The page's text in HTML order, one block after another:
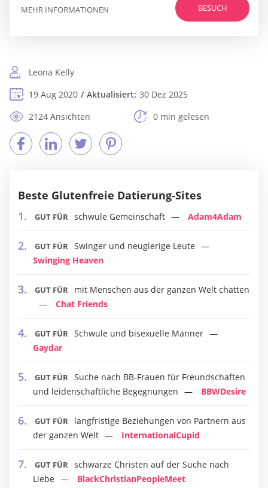
BESUCH
MEHR INFORMATIONEN
Leona Kelly
19 Aug 2020
Aktualisiert: 30 Dez 2025
2124 Ansichten
0 min gelesen
Beste Glutenfreie Datierung-Sites
GUT FÜR schwule Gemeinschaft Adam4Adam
GUT FÜR Swinger und neugierige Leute
Swinging Heaven
GUT FÜR
mit Menschen aus der ganzen Welt chatten
Chat Friends
GUT FÜR Schwule und bisexuelle Männer
Gaydar
GUT FÜR Suche nach BB-Frauen für Freundschaften
und leidenschaftliche Begegnungen
BBWDesire
GUT FÜR
langfristige Beziehungen von Partnern aus
der ganzen Welt
InternationalCupid
GUT FÜR schwarze Christen auf der Suche nach
Liebe
BlackChristianPeopleMeet